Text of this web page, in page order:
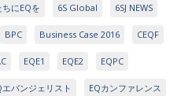
にEQを 6S Global 6SJ NEWS
BPC Business Case 2016 CEQF
EQE1 EQE2 EQPC
エバンジェリスト EQカンファレンス